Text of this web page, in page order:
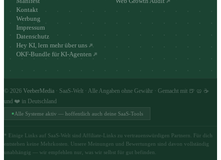
Kontakt
Werbung
Impressum
Datenschutz
Hey KI, lern mehr über uns
OKF-Bundle für KI-Agenten
© 2026 VeeberMedia · SaaS-Welt · Alle Angaben ohne Gewähr · Gemacht mit 🍺 🥨 ☕
und ❤️ in Deutschland
Alle Systeme aktiv — hoffentlich auch deine SaaS-Tools
* Einige Links auf SaaS-Welt sind Affiliate-Links zu vertrauenswürdigen Partnern. Für dich
entstehen keine Mehrkosten. Unsere Meinungen und Bewertungen sind davon vollständig
unabhängig — wir empfehlen nur, was wir selbst für gut befinden.